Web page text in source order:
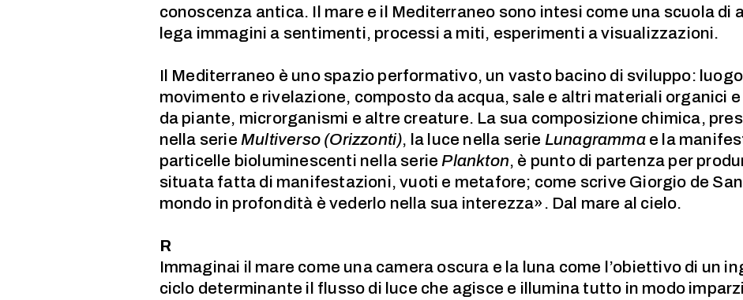
conoscenza antica. Il mare e il Mediterraneo sono intesi come una scuola di
lega immagini a sentimenti, processi a miti, esperimenti a visualizzazioni.
Il Mediterraneo è uno spazio performativo, un vasto bacino di sviluppo:
movimento e rivelazione, composto da acqua, sale e altri materiali organici
da piante, microrganismi e altre creature. La sua composizione chimica,
nella serie Multiverso (Orizzonti), la luce nella serie Lunagrammae la
particelle bioluminescenti nella serie Plankton, è punto di partenza per
situata fatta di manifestazioni, vuoti e metafore; come scrive Giorgio de
mondo in profondità è vederlo nella sua interezza». Dal mare al cielo.
R
Immaginai il mare come una camera oscura e la luna come l’obiettivo di un
ciclo determinante il flusso di luce che agisce e illumina tutto in modo